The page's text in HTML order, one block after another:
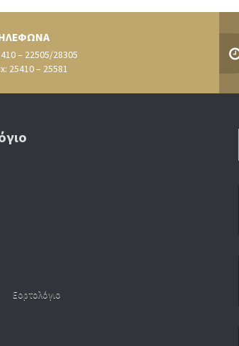
– 22505/28305
25410 – 25581
Εορτολόγιο